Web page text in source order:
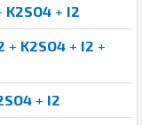
K2SO4 + I2
+ K2SO4 + I2 +
+ I2